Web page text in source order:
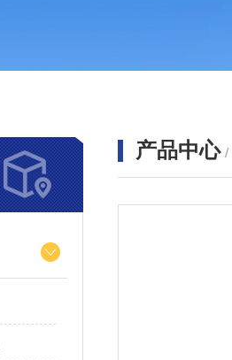
产品中心 /